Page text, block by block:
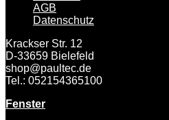
AGB
Datenschutz
Krackser Str. 12
D-33659 Bielefeld
shop@paultec.de
Tel.: 052154365100
Fenster